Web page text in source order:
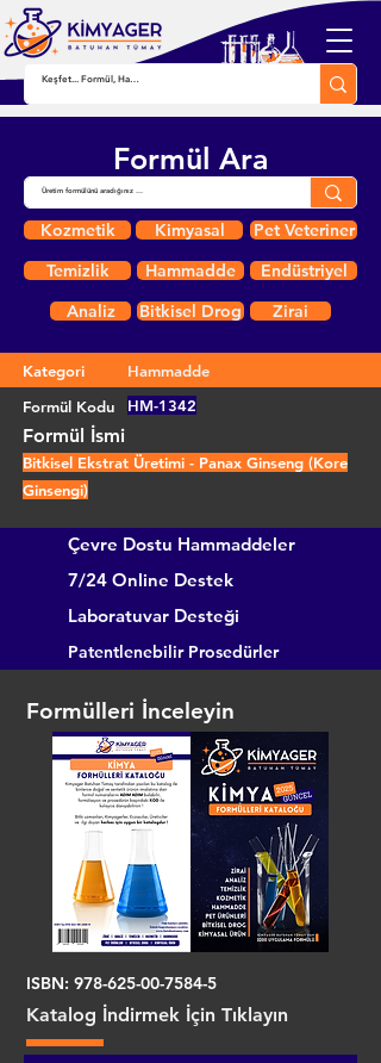
Formül Ara
Kozmetik Kimyasal
Pet Veteriner
Temizlik
Hammadde
Endüstriyel
Analiz
Bitkisel Drog Zirai
Kategori
Hammadde
Formül Kodu
HM-1342
Formül İsmi
Bitkisel Ekstrat Üretimi - Panax Ginseng (Kore
Ginsengi)
Çevre Dostu Hammaddeler
7/24 Online Destek
Laboratuvar Desteği
Patentlenebilir Prosedürler
Formülleri İnceleyin
ISBN: 978-625-00-7584-5
Katalog İndirmek İçin Tıklayın